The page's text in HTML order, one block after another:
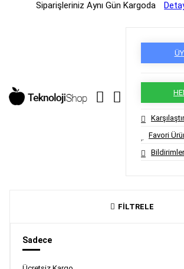
Siparişleriniz Aynı Gün Kargoda
Favori
FİLTRELE
Sadece